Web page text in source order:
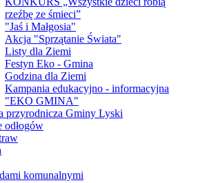
rzeźbę ze śmieci”
"Jaś i Małgosia"
Akcja "Sprzątanie Świata"
Listy dla Ziemi
Festyn Eko - Gmina
Godzina dla Ziemi
Kampania edukacyjno - informacyjna
"EKO GMINA"
przyrodnicza Gminy Lyski
odłogów
komunalnymi